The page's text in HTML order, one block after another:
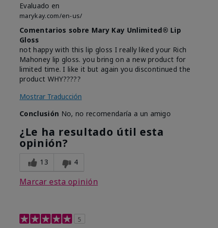
Evaluado en
marykay.com/en-us/
Comentarios sobre Mary Kay Unlimited® Lip
Gloss
not happy with this lip gloss I really liked your Rich
Mahoney lip gloss. you bring on a new product for
limited time. I like it but again you discontinued the
product WHY?????
Mostrar Traducción
Conclusión No, no recomendaría a un amigo
¿Le ha resultado útil esta
opinión?
13 4
Marcar esta opinión
5